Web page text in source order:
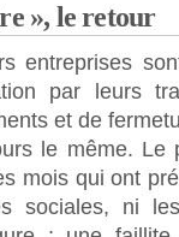
», le retour
entreprises
par leurs
et de
le même. Le
mois qui ont
sociales, ni